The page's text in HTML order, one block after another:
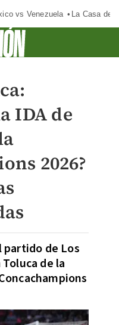
vs Venezuela La Casa de
IDA de
2026?
partido de Los
de la